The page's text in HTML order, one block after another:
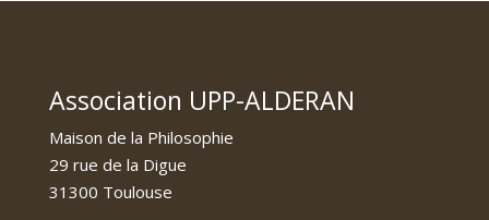
Association UPP-ALDERAN
Maison de la Philosophie
29 rue de la Digue
31300 Toulouse